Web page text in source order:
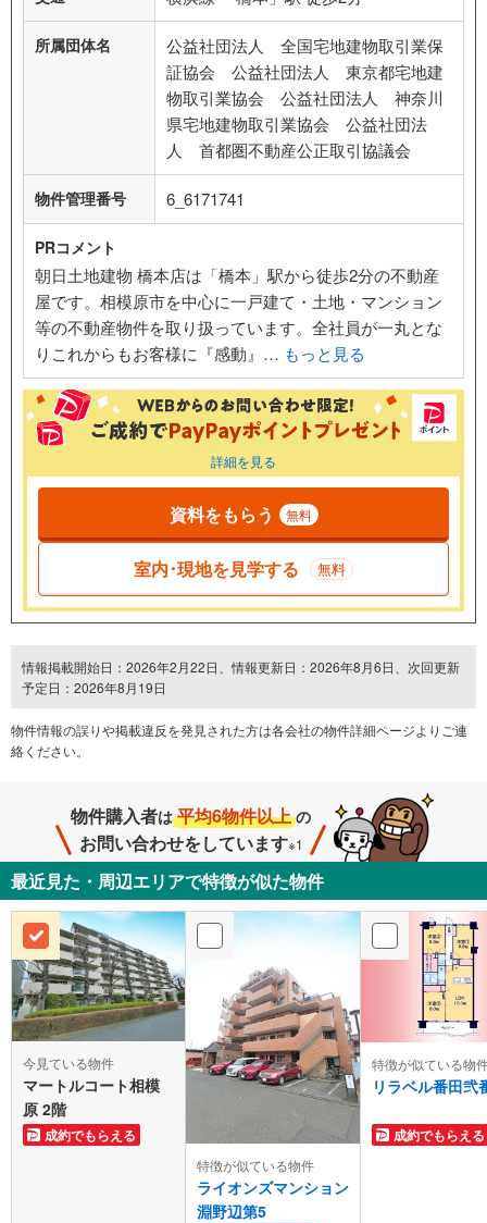
所属団体名
公益社団法人 全国宅地建物取引業保
証協会 公益社団法人 東京都宅地建
物取引業協会 公益社団法人 神奈川
県宅地建物取引業協会 公益社団法
人 首都圏不動産公正取引協議会
物件管理番号 6_6171741
PRコメント
朝日土地建物 橋本店は「橋本」駅から徒歩2分の不動産
屋です。相模原市を中心に一戸建て・土地・マンション
等の不動産物件を取り扱っています。全社員が一丸とな
りこれからもお客様に『感動』… もっと見る
詳細を見る
資料をもらう 無料
室内･現地を見学する 無料
情報掲載開始日：2026年2月22日、情報更新日：2026年8月6日、次回更新
予定日：2026年8月19日
物件情報の誤りや掲載違反を発⾒された方は各会社の物件詳細ページよりご連
絡ください。
物件購入者は 平均6物件以上 の
お問い合わせをしています※1
最近見た・周辺エリアで特徴が似た物件
今見ている物件
マートルコート相模
原 2階
成約でもらえる
特徴が似ている物件
ライオンズマンション
淵野辺第5
特徴が似ている物
リラベル番田弐
成約でもらえる